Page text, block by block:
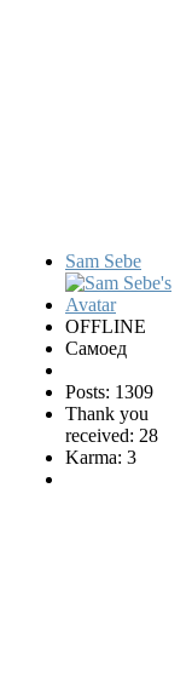
Sam Sebe
OFFLINE
Самоед
Posts: 1309
Thank you
received: 28
Karma: 3